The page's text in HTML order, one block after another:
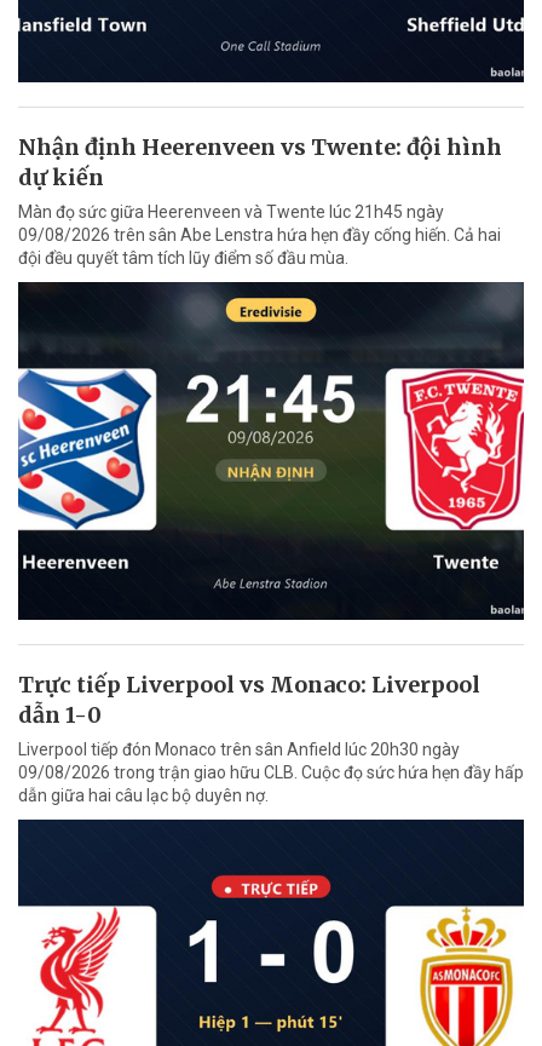
Nhận định Heerenveen vs Twente: đội hình
dự kiến
Màn đọ sức giữa Heerenveen và Twente lúc 21h45 ngày
09/08/2026 trên sân Abe Lenstra hứa hẹn đầy cống hiến. Cả hai
đội đều quyết tâm tích lũy điểm số đầu mùa.
Trực tiếp Liverpool vs Monaco: Liverpool
dẫn 1-0
Liverpool tiếp đón Monaco trên sân Anfield lúc 20h30 ngày
09/08/2026 trong trận giao hữu CLB. Cuộc đọ sức hứa hẹn đầy hấp
dẫn giữa hai câu lạc bộ duyên nợ.